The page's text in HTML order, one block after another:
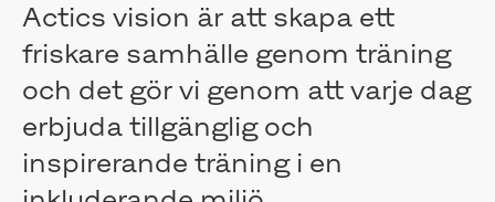
Valberedning
Ledning
Revisorer
Bolagsstyrningsrapport
Ersättningar
Media
Pressmeddelanden
Actics vision är att skapa ett
friskare samhälle genom träning
och det gör vi genom att varje dag
erbjuda tillgänglig och
inspirerande träning i en